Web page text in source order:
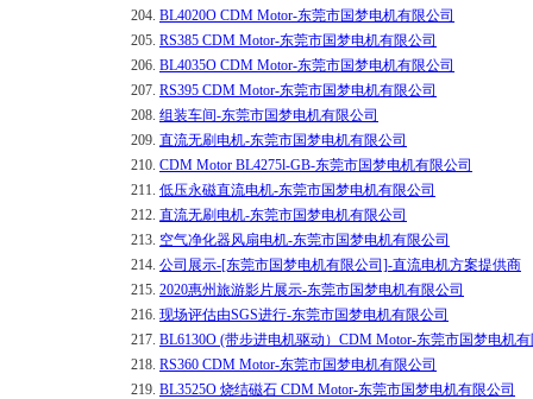
204. BL4020O CDM Motor-东莞市国梦电机有限公司
205. RS385 CDM Motor-东莞市国梦电机有限公司
206. BL4035O CDM Motor-东莞市国梦电机有限公司
207. RS395 CDM Motor-东莞市国梦电机有限公司
208. 组装车间-东莞市国梦电机有限公司
209. 直流无刷电机-东莞市国梦电机有限公司
210. CDM Motor BL4275l-GB-东莞市国梦电机有限公司
211. 低压永磁直流电机-东莞市国梦电机有限公司
212. 直流无刷电机-东莞市国梦电机有限公司
213. 空气净化器风扇电机-东莞市国梦电机有限公司
214. 公司展示-[东莞市国梦电机有限公司]-直流电机方案提供商
215. 2020惠州旅游影片展示-东莞市国梦电机有限公司
216. 现场评估由SGS进行-东莞市国梦电机有限公司
217. BL6130O (带步进电机驱动）CDM Motor-东莞市国梦电机
218. RS360 CDM Motor-东莞市国梦电机有限公司
219. BL3525O 烧结磁石 CDM Motor-东莞市国梦电机有限公司